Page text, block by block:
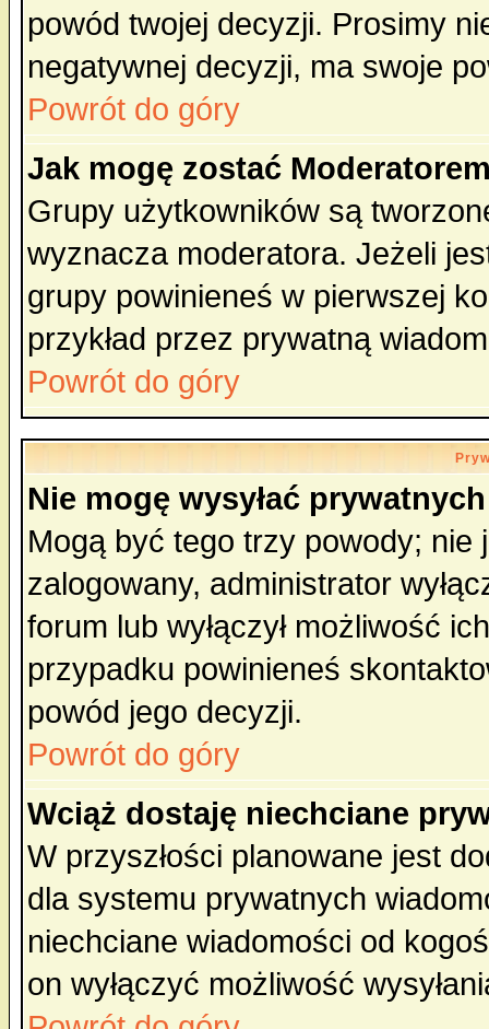
powód twojej decyzji. Prosimy
negatywnej decyzji, ma swoje
Powrót do góry
Jak mogę zostać
Grupy użytkowników są
wyznacza moderatora. Jeżeli
grupy powinieneś w pierwszej
przykład przez prywatną
Powrót do góry
Nie mogę wysyłać
Mogą być tego trzy powody;
zalogowany, administrator
forum lub wyłączył możliwość
przypadku powinieneś
powód jego decyzji.
Powrót do góry
Wciąż dostaję niechciane
W przyszłości planowane jest
dla systemu prywatnych
niechciane wiadomości od
on wyłączyć możliwość